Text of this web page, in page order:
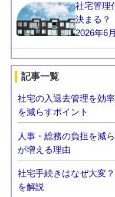
社宅管理
決まる？
2026年6
記事一覧
社宅の入退去管理を効
を減らすポイント
人事・総務の負担を減
が増える理由
社宅手続きはなぜ大変
を解説